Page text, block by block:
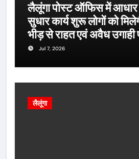
लैलूंगा पोस्ट ऑफिस में आधार
सुधार कार्य शुरू लोगों को
भीड़ से राहत एवं अवैध उगाही
Jul 7, 2026
लैलूंगा